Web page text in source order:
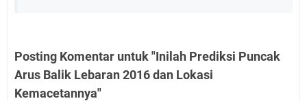
Posting Komentar untuk "Inilah Prediksi Puncak
Arus Balik Lebaran 2016 dan Lokasi
Kemacetannya"